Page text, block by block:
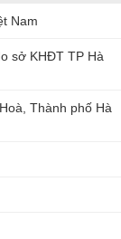
Nam
sở KHĐT TP Hà
Thành phố Hà